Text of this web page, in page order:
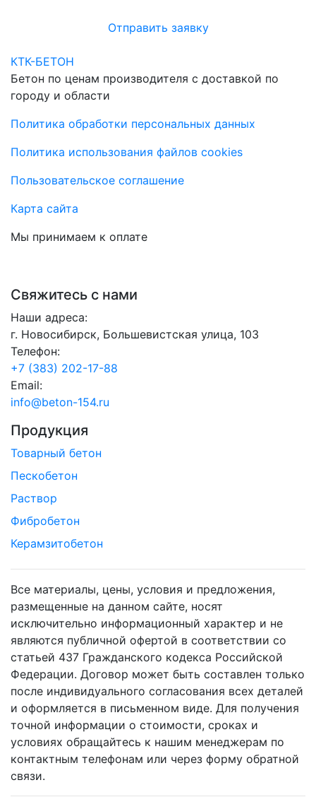
Отправить заявку
КТК-БЕТОН
Бетон по ценам производителя с доставкой по
городу и области
Политика обработки персональных данных
Политика использования файлов cookies
Пользовательское соглашение
Карта сайта
Мы принимаем к оплате
Свяжитесь с нами
Наши адреса:
г. Новосибирск, Большевистская улица, 103
Телефон:
+7 (383) 202-17-88
Email:
info@beton-154.ru
Продукция
Товарный бетон
Пескобетон
Раствор
Фибробетон
Керамзитобетон
Все материалы, цены, условия и предложения,
размещенные на данном сайте, носят
исключительно информационный характер и не
являются публичной офертой в соответствии со
статьей 437 Гражданского кодекса Российской
Федерации. Договор может быть составлен только
после индивидуального согласования всех деталей
и оформляется в письменном виде. Для получения
точной информации о стоимости, сроках и
условиях обращайтесь к нашим менеджерам по
контактным телефонам или через форму обратной
связи.